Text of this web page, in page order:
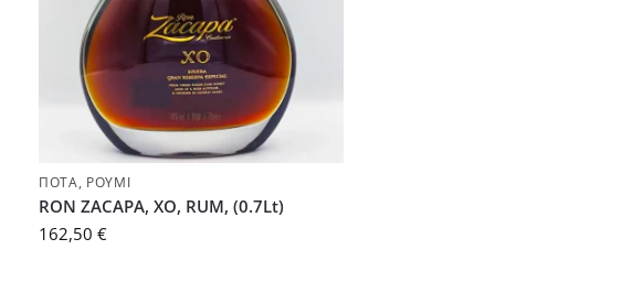
ΠΟΤΆ ΡΟΎΜΙ
RON ZACAPA, XO, RUM, (0.7Lt)
162,50 €